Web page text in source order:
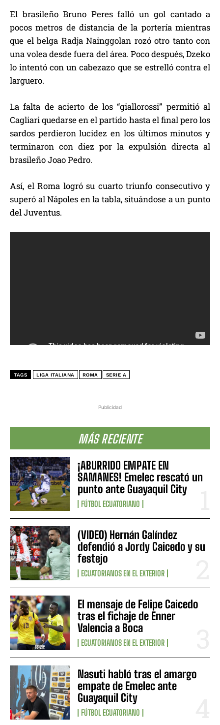
Publicidad
MÁS RECIENTE
¡ABURRIDO EMPATE EN
SAMANES! Emelec rescató un
punto ante Guayaquil City
FÚTBOL ECUATORIANO
(VIDEO) Hernán Galíndez
defendió a Jordy Caicedo y su
festejo
ECUATORIANOS EN EL EXTERIOR
El mensaje de Felipe Caicedo
tras el fichaje de Enner
Valencia a Boca
ECUATORIANOS EN EL EXTERIOR
Nasuti habló tras el amargo
empate de Emelec ante
Guayaquil City
FÚTBOL ECUATORIANO
El brasileño Bruno Peres falló un gol cantado a
pocos metros de distancia de la portería mientras
que el belga Radja Nainggolan rozó otro tanto con
una volea desde fuera del área. Poco después, Dzeko
lo intentó con un cabezazo que se estrelló contra el
larguero.
La falta de acierto de los “giallorossi” permitió al
Cagliari quedarse en el partido hasta el final pero los
sardos perdieron lucidez en los últimos minutos y
terminaron con diez por la expulsión directa al
brasileño Joao Pedro.
Así, el Roma logró su cuarto triunfo consecutivo y
superó al Nápoles en la tabla, situándose a un punto
del Juventus.
TAGS LIGA ITALIANA ROMA SERIE A